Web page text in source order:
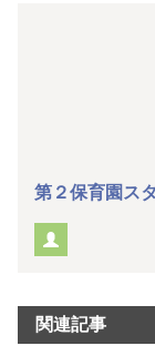
第２保育園ス
関連記事